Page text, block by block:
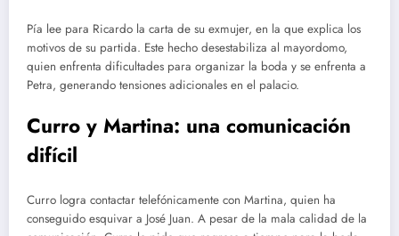
Pía lee para Ricardo la carta de su exmujer, en la que explica los
motivos de su partida. Este hecho desestabiliza al mayordomo,
quien enfrenta dificultades para organizar la boda y se enfrenta a
Petra, generando tensiones adicionales en el palacio.
Curro y Martina: una comunicación
difícil
Curro logra contactar telefónicamente con Martina, quien ha
conseguido esquivar a José Juan. A pesar de la mala calidad de la